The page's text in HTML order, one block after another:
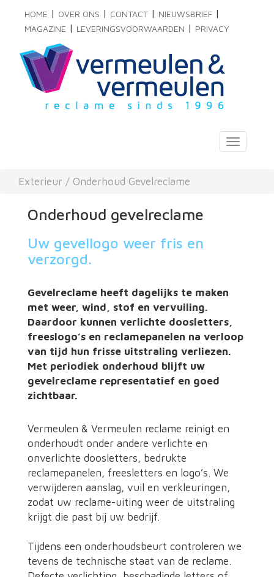
HOME | OVER ONS | CONTACT | NIEUWSBRIEF |
MAGAZINE | LEVERINGSVOORWAARDEN | PRIVACY
Toggle
Exterieur / Onderhoud Gevelreclame
Onderhoud gevelreclame
Uw gevellogo weer fris en
verzorgd.
Gevelreclame heeft dagelijks te maken
met weer, wind, stof en vervuiling.
Daardoor kunnen verlichte doosletters,
freeslogo’s en reclamepanelen na verloop
van tijd hun frisse uitstraling verliezen.
Met periodiek onderhoud blijft uw
gevelreclame representatief en goed
zichtbaar.
Vermeulen & Vermeulen reclame reinigt en
onderhoudt onder andere verlichte en
onverlichte doosletters, bedrukte
reclamepanelen, freesletters en logo’s. We
verwijderen aanslag, vuil en verkleuringen,
zodat uw reclame-uiting weer de uitstraling
krijgt die past bij uw bedrijf.
Tijdens een onderhoudsbeurt controleren we
tevens de technische staat van de reclame.